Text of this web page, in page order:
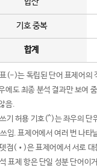
기호 중복
합계
(-)는 독립된 단어 표제어의
에도 최종 분석 결과만 보여
음.
기 허용 기호(^)는 좌우의 단
임. 표제어에서 여러 번 나타
점(•)은 표제어에서 서로 대
표제 항은 단일 성분 단어이